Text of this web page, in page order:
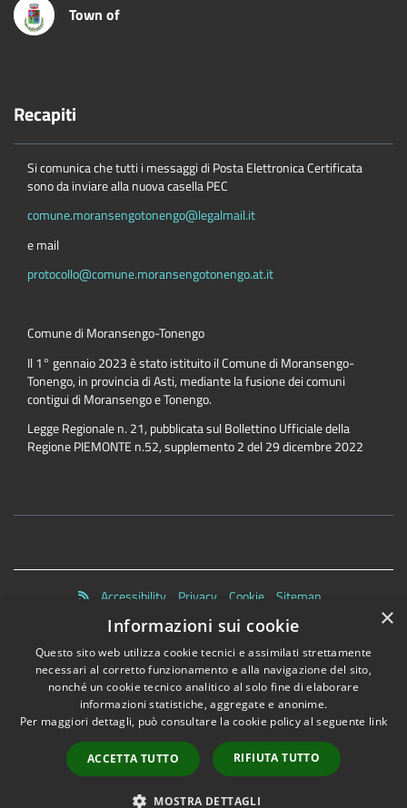
Town of
Recapiti
Si comunica che tutti i messaggi di Posta Elettronica Certificata
sono da inviare alla nuova casella PEC
comune.moransengotonengo@legalmail.it
e mail
protocollo@comune.moransengotonengo.at.it
Comune di Moransengo-Tonengo
Il 1° gennaio 2023 è stato istituito il Comune di Moransengo-
Tonengo, in provincia di Asti, mediante la fusione dei comuni
contigui di Moransengo e Tonengo.
Legge Regionale n. 21, pubblicata sul Bollettino Ufficiale della
Regione PIEMONTE n.52, supplemento 2 del 29 dicembre 2022
Accessibility Privacy Cookie
Sitemap
Dichiarazione di accessibilità
•Accesso redazione
×
Informazioni sui cookie
Questo sito web utilizza cookie tecnici e assimilati strettamente
necessari al corretto funzionamento e alla navigazione del sito,
nonché un cookie tecnico analitico al solo fine di elaborare
informazioni statistiche, aggregate e anonime.
Per maggiori dettagli, può consultare la cookie policy al seguente link
ACCETTA TUTTO RIFIUTA TUTTO
MOSTRA DETTAGLI